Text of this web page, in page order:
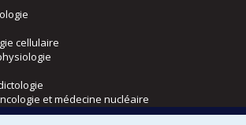
cellulaire
et médecine nucléaire